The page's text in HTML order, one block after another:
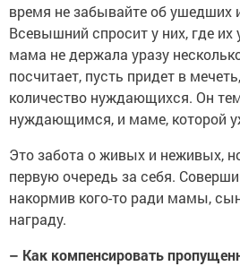
время не забывайте об ушедших
Всевышний спросит у них, где их
мама не держала уразу
посчитает, пусть придет в
количество нуждающихся. Он
нуждающимся, и маме, которой
Это забота о живых и неживых,
первую очередь за себя.
накормив кого-то ради мамы,
награду.
– Как компенсировать